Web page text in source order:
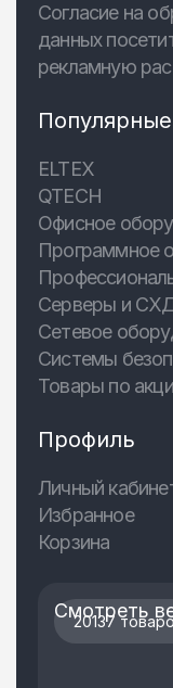
Согласие на
данных
рекламную
ELTEX
QTECH
Офисное
Программное
Серверы и
Сетевое
Системы
Товары по
Профиль
Личный
Избранное
Корзина
20137
Смотреть